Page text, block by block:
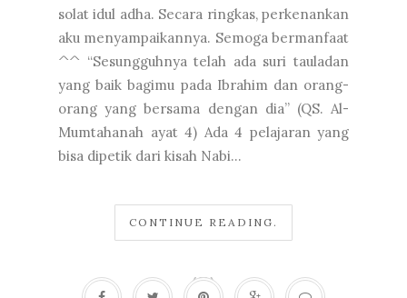
solat idul adha. Secara ringkas, perkenankan
aku menyampaikannya. Semoga bermanfaat
^^ “Sesungguhnya telah ada suri tauladan
yang baik bagimu pada Ibrahim dan orang-
orang yang bersama dengan dia” (QS. Al-
Mumtahanah ayat 4) Ada 4 pelajaran yang
bisa dipetik dari kisah Nabi...
CONTINUE READING.